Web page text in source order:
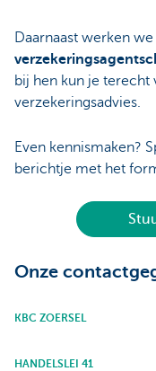
Daarnaast werken
bij hen kun je
verzekeringsadvies.
Even kennismaken?
berichtje met het
Onze
KBC ZOERSEL
HANDELSLEI 41